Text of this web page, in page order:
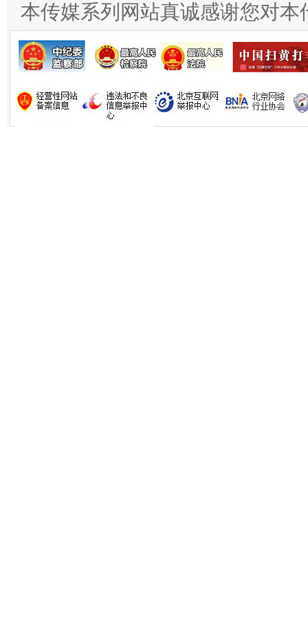
习近平的博鳌关键词
魏明亮
本传媒系列网站真诚感谢您对